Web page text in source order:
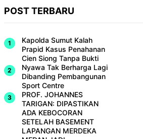
POST TERBARU
Kapolda Sumut Kalah
Prapid Kasus Penahanan
Cien Siong Tanpa Bukti
Nyawa Tak Berharga Lagi
Dibanding Pembangunan
Sport Centre
PROF. JOHANNES
TARIGAN: DIPASTIKAN
ADA KEBOCORAN
SETELAH BASEMENT
LAPANGAN MERDEKA